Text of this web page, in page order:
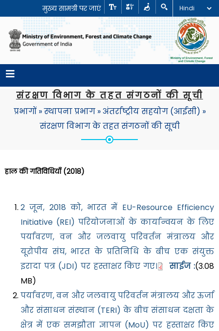
मुख्य सामग्री पर जाएं
संरक्षण विभाग के तहत संगठनों की सूची
प्रभागों»स्थापना प्रभाग»अंतर्राष्ट्रीय सहयोग (आईसी) »
संरक्षण विभाग के तहत संगठनों की सूची
हाल की गतिविधियाँ (2018)
2 जून, 2018 को, भारत में EU-Resource Efficiency
Initiative (REI) परियोजनाओं के कार्यान्वयन के लिए
पर्यावरण, वन और जलवायु परिवर्तन मंत्रालय और
यूरोपीय संघ, भारत के प्रतिनिधि के बीच एक संयुक्त
इरादा पत्र (JDI) पर हस्ताक्षर किए गए।
साईज :(3.08
MB)
पर्यावरण, वन और जलवायु परिवर्तन मंत्रालय और ऊर्जा
और संसाधन संस्थान (TERI) के बीच संसाधन दक्षता के
क्षेत्र में एक समझौता ज्ञापन (MoU) पर हस्ताक्षर किए